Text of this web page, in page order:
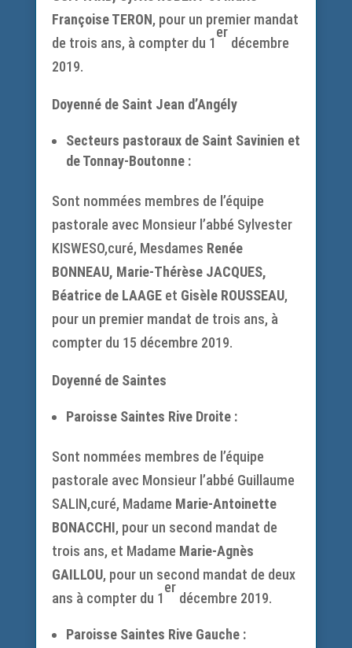
Françoise TERON, pour un premier mandat
de trois ans, à compter du 1
er
décembre
2019.
Doyenné de Saint Jean d’Angély
Secteurs pastoraux de Saint Savinien et
de Tonnay-Boutonne :
Sont nommées membres de l’équipe
pastorale avec Monsieur l’abbé Sylvester
KISWESO,curé, Mesdames Renée
BONNEAU, Marie-Thérèse JACQUES,
Béatrice de LAAGEet Gisèle ROUSSEAU,
pour un premier mandat de trois ans, à
compter du 15 décembre 2019.
Doyenné de Saintes
Paroisse Saintes Rive Droite :
Sont nommées membres de l’équipe
pastorale avec Monsieur l’abbé Guillaume
SALIN,curé, Madame Marie-Antoinette
BONACCHI, pour un second mandat de
trois ans, et Madame Marie-Agnès
GAILLOU, pour un second mandat de deux
ans à compter du 1
er
décembre 2019.
Paroisse Saintes Rive Gauche :